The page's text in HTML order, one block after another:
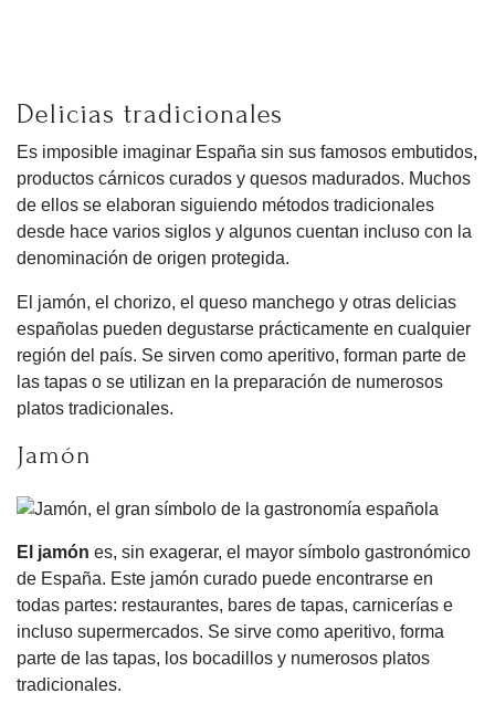
Delicias tradicionales
Es imposible imaginar España sin sus famosos embutidos,
productos cárnicos curados y quesos madurados. Muchos
de ellos se elaboran siguiendo métodos tradicionales
desde hace varios siglos y algunos cuentan incluso con la
denominación de origen protegida.
El jamón, el chorizo, el queso manchego y otras delicias
españolas pueden degustarse prácticamente en cualquier
región del país. Se sirven como aperitivo, forman parte de
las tapas o se utilizan en la preparación de numerosos
platos tradicionales.
Jamón
El jamón es, sin exagerar, el mayor símbolo gastronómico
de España. Este jamón curado puede encontrarse en
todas partes: restaurantes, bares de tapas, carnicerías e
incluso supermercados. Se sirve como aperitivo, forma
parte de las tapas, los bocadillos y numerosos platos
tradicionales.